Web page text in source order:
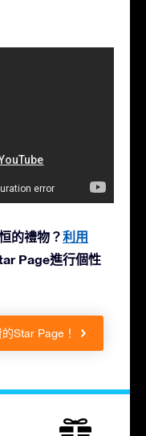
的禮物？利用
Page進行個性
Star Page！